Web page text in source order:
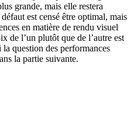
grande, mais elle restera
est censé être optimal, mais
en matière de rendu visuel
de l’un plutôt que de l’autre est
question des performances
la partie suivante.